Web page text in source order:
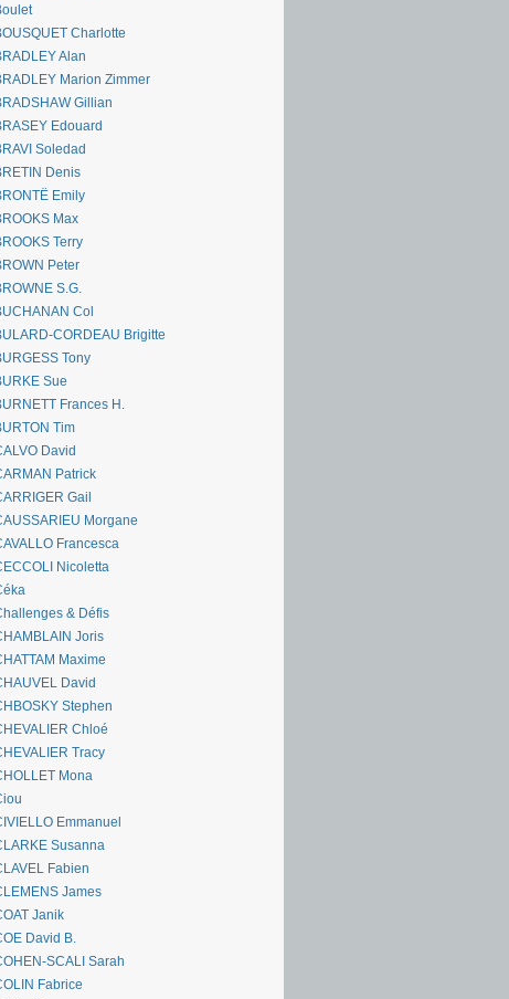
Charlotte
Alan
Marion Zimmer
Gillian
Edouard
Soledad
Denis
Emily
Max
Terry
Peter
S.G.
Col
CORDEAU Brigitte
Tony
Sue
Frances H.
Tim
David
Patrick
Gail
Morgane
Francesca
Nicoletta
& Défis
Joris
Maxime
David
Stephen
Chloé
Tracy
Mona
Emmanuel
Susanna
Fabien
James
Janik
David B.
SCALI Sarah
Fabrice